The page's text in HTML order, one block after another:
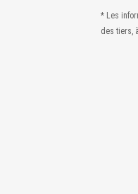
* Les
des tiers,